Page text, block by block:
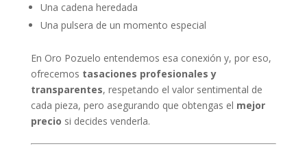
Una cadena heredada
Una pulsera de un momento especial
En Oro Pozuelo entendemos esa conexión y, por eso,
ofrecemos tasaciones profesionales y
transparentes, respetando el valor sentimental de
cada pieza, pero asegurando que obtengas el mejor
precio si decides venderla.